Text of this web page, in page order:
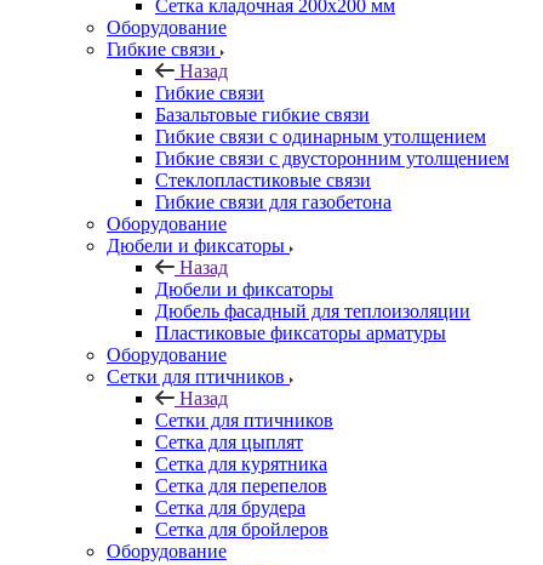
Сетка кладочная 200x200 мм
Оборудование
Гибкие связи
Назад
Гибкие связи
Базальтовые гибкие связи
Гибкие связи с одинарным утолщением
Гибкие связи с двусторонним утолщением
Стеклопластиковые связи
Гибкие связи для газобетона
Оборудование
Дюбели и фиксаторы
Назад
Дюбели и фиксаторы
Дюбель фасадный для теплоизоляции
Пластиковые фиксаторы арматуры
Оборудование
Сетки для птичников
Назад
Сетки для птичников
Сетка для цыплят
Сетка для курятника
Сетка для перепелов
Сетка для брудера
Сетка для бройлеров
Оборудование